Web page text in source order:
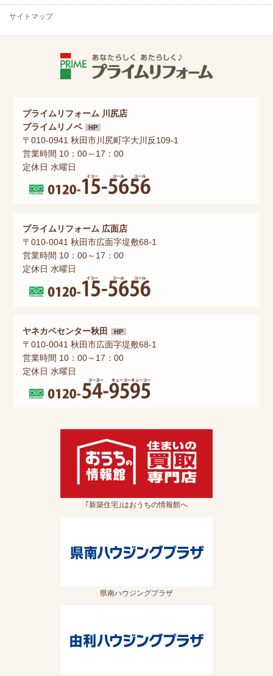
サイトマップ
プライムリフォーム 川尻店
プライムリノベ
HP
〒010-0941 秋田市川尻町字大川反109-1
営業時間 10：00～17：00
定休日 水曜日
プライムリフォーム 広面店
〒010-0041 秋田市広面字堤敷68-1
営業時間 10：00～17：00
定休日 水曜日
ヤネカベセンター秋田 HP
〒010-0041 秋田市広面字堤敷68-1
営業時間 10：00～17：00
定休日 水曜日
｢新築住宅｣はおうちの情報館へ
県南ハウジングプラザ